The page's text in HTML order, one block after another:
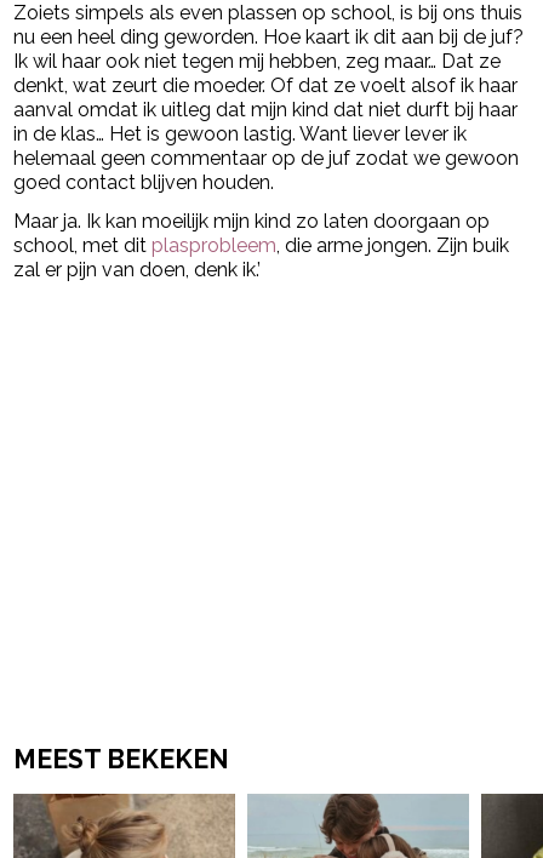
Zoiets simpels als even plassen op school, is bij ons thuis
nu een heel ding geworden. Hoe kaart ik dit aan bij de juf?
Ik wil haar ook niet tegen mij hebben, zeg maar… Dat ze
denkt, wat zeurt die moeder. Of dat ze voelt alsof ik haar
aanval omdat ik uitleg dat mijn kind dat niet durft bij haar
in de klas… Het is gewoon lastig. Want liever lever ik
helemaal geen commentaar op de juf zodat we gewoon
goed contact blijven houden.
Maar ja. Ik kan moeilijk mijn kind zo laten doorgaan op
school, met dit plasprobleem, die arme jongen. Zijn buik
zal er pijn van doen, denk ik.’
MEEST BEKEKEN